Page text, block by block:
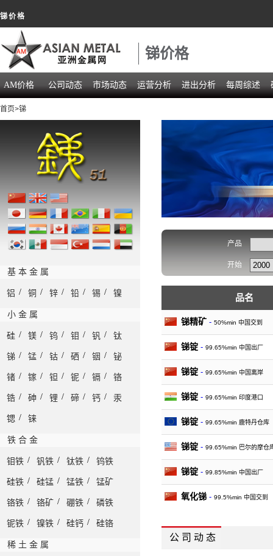
锑价格
锑价格
AM价格 公司动态 市场动态 运营分析 进出分析 每周综述
首页>锑
基 本 金 属
铝 / 铜 / 锌 / 铅 / 锡 / 镍
小 金 属
硅 / 镁 / 钨 / 钼 / 钒 / 钛
锑 / 锰 / 钴 / 硒 / 铟 / 铋
锗 / 镓 / 钽 / 铌 / 镉 / 铬
锆 / 砷 / 锂 / 碲 / 钙 / 汞
锶 / 铼
铁 合 金
钼铁 / 钒铁 / 钛铁 / 钨铁
硅铁 / 硅锰 / 锰铁 / 锰矿
铬铁 / 铬矿 / 硼铁 / 磷铁
铌铁 / 镍铁 / 硅钙 / 硅铬
稀 土 金 属
产品
开始
品名
锑精矿 - 50%min 中国交到
锑锭 - 99.65%min 中国出厂
锑锭 - 99.65%min 中国离岸
锑锭 - 99.65%min 印度港口
锑锭 - 99.65%min 鹿特丹仓库
锑锭 - 99.65%min 巴尔的摩仓
锑锭 - 99.85%min 中国出厂
氧化锑 - 99.5%min 中国交到
公 司 动 态